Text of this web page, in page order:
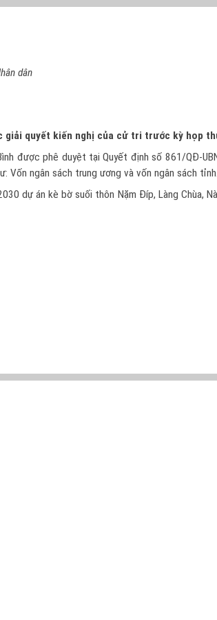
dân
giải quyết kiến nghị của cử tri trước kỳ họp
được phê duyệt tại Quyết định số 861/QĐ-
ngân sách trung ương và vốn ngân sách tỉnh.
dự án kè bờ suối thôn Nặm Đíp, Làng Chùa,